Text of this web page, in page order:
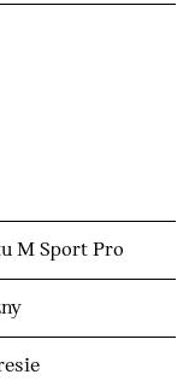
M Sport Pro